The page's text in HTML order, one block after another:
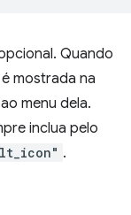
Quando
mostrada na
menu dela.
inclua pelo
.